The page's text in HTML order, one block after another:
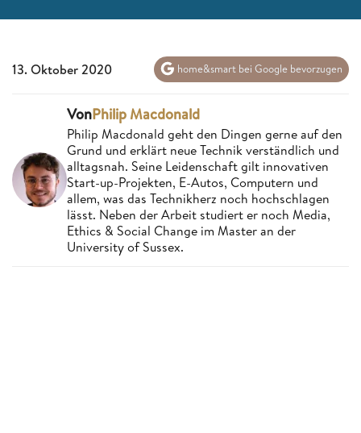
13. Oktober 2020 home&smart bei Google bevorzugen
VonPhilip Macdonald
Philip Macdonald geht den Dingen gerne auf den
Grund und erklärt neue Technik verständlich und
alltagsnah. Seine Leidenschaft gilt innovativen
Start-up-Projekten, E-Autos, Computern und
allem, was das Technikherz noch hochschlagen
lässt. Neben der Arbeit studiert er noch Media,
Ethics & Social Change im Master an der
University of Sussex.